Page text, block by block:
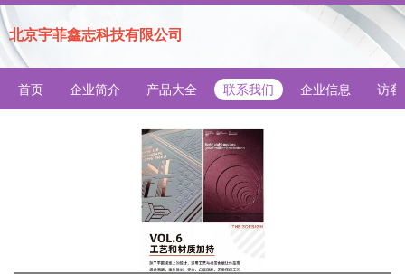
北京宇菲鑫志科技有限公司
首页 企业简介 产品大全 联系我们 企业信息 访客